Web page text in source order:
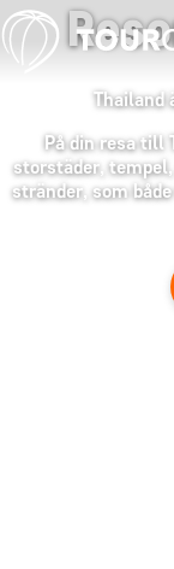
Thailand
På din resa till
storstäder,
stränder, som